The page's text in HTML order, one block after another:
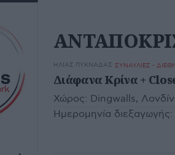
ΗΛΊΑΣ ΠΥΚΝΆΔΑΣ ΣΥΝΑΥΛΙΕΣ -
Διάφανα Κρίνα +
Χώρος: Dingwalls,
Ημερομηνία διεξαγωγής: